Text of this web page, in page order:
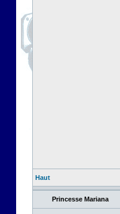
Haut
Princesse Mariana